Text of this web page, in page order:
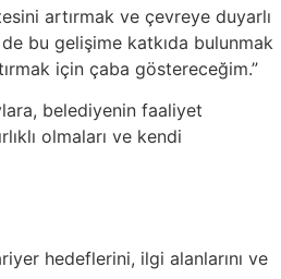
artırmak ve çevreye duyarlı
bu gelişime katkıda bulunmak
için çaba göstereceğim.”
belediyenin faaliyet
olmaları ve kendi
hedeflerini, ilgi alanlarını ve